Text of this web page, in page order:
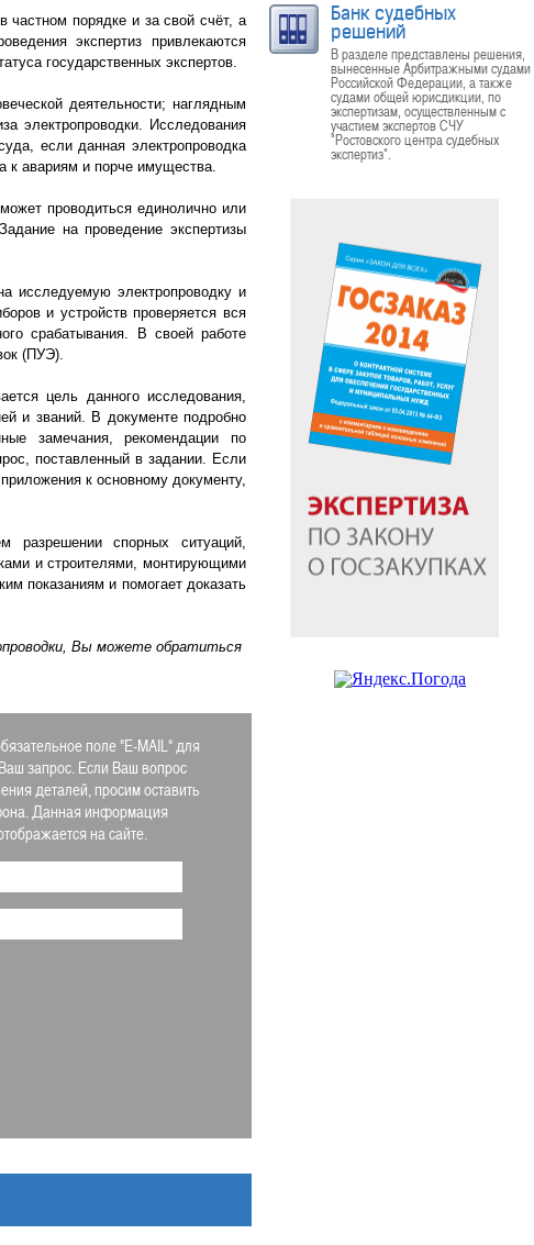
частном порядке и за свой счёт, а
экспертиз привлекаются
государственных экспертов.
деятельности; наглядным
электропроводки. Исследования
если данная электропроводка
к авариям и порче имущества.
проводиться единолично или
на проведение экспертизы
исследуемую электропроводку и
и устройств проверяется вся
срабатывания. В своей работе
(ПУЭ).
цель данного исследования,
и званий. В документе подробно
замечания, рекомендации по
поставленный в задании. Если
к основному документу,
разрешении спорных ситуаций,
и строителями, монтирующими
показаниям и помогает доказать
Вы можете обратиться
поле "E-MAIL" для
запрос. Если Ваш вопрос
деталей, просим оставить
Данная информация
на сайте.
Банк судебных
решений
В разделе представлены решения,
вынесенные Арбитражными судами
Российской Федерации, а также
судами общей юрисдикции, по
экспертизам, осуществленным с
участием экспертов СЧУ
"Ростовского центра судебных
экспертиз".